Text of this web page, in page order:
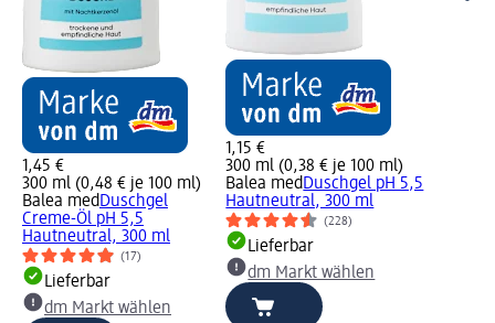
1,45 €
300 ml (0,48 € je 100 ml)
Balea medDuschgel
Creme-Öl pH 5,5
Hautneutral, 300 ml
(17)
Lieferbar
dm Markt wählen
1,15 €
300 ml (0,38 € je 100 ml)
Balea medDuschgel pH 5,5
Hautneutral, 300 ml
(228)
Lieferbar
dm Markt wählen